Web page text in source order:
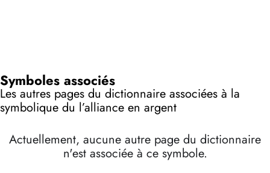
Symboles associés
Les autres pages du dictionnaire associées à la
symbolique du l’alliance en argent
Actuellement, aucune autre page du dictionnaire
n'est associée à ce symbole.